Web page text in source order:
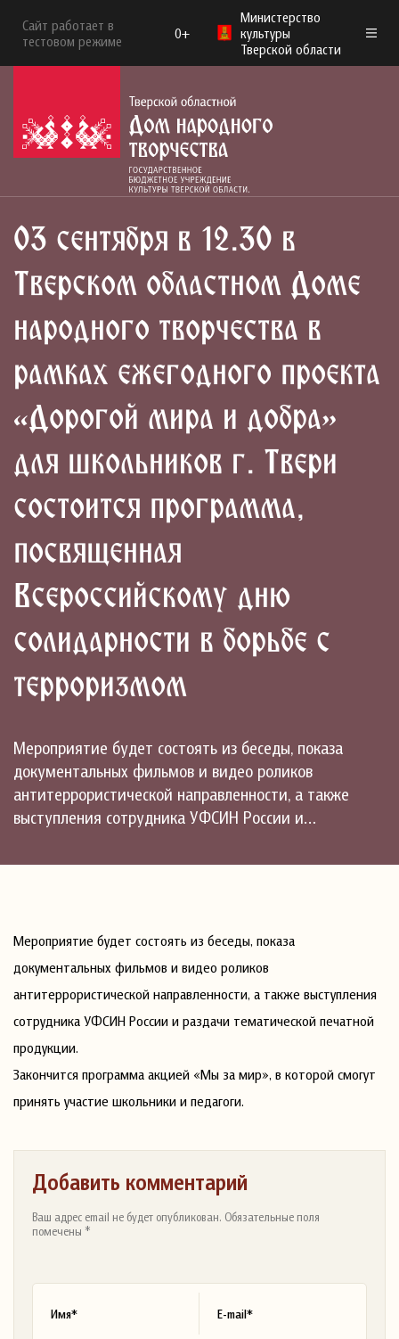
Сайт работает в
тестовом режиме
0+
Министерство
культуры
Тверской области
03 сентября в 12.30 в
Тверском областном Доме
народного творчества в
рамках ежегодного проекта
«Дорогой мира и добра»
для школьников г. Твери
состоится программа,
посвященная
Всероссийскому дню
солидарности в борьбе с
терроризмом
Мероприятие будет состоять из беседы, показа
документальных фильмов и видео роликов
антитеррористической направленности, а также
выступления сотрудника УФСИН России и…
Мероприятие будет состоять из беседы, показа
документальных фильмов и видео роликов
антитеррористической направленности, а также выступления
сотрудника УФСИН России и раздачи тематической печатной
продукции.
Закончится программа акцией «Мы за мир», в которой смогут
принять участие школьники и педагоги.
Добавить комментарий
Ваш адрес email не будет опубликован. Обязательные поля
помечены *